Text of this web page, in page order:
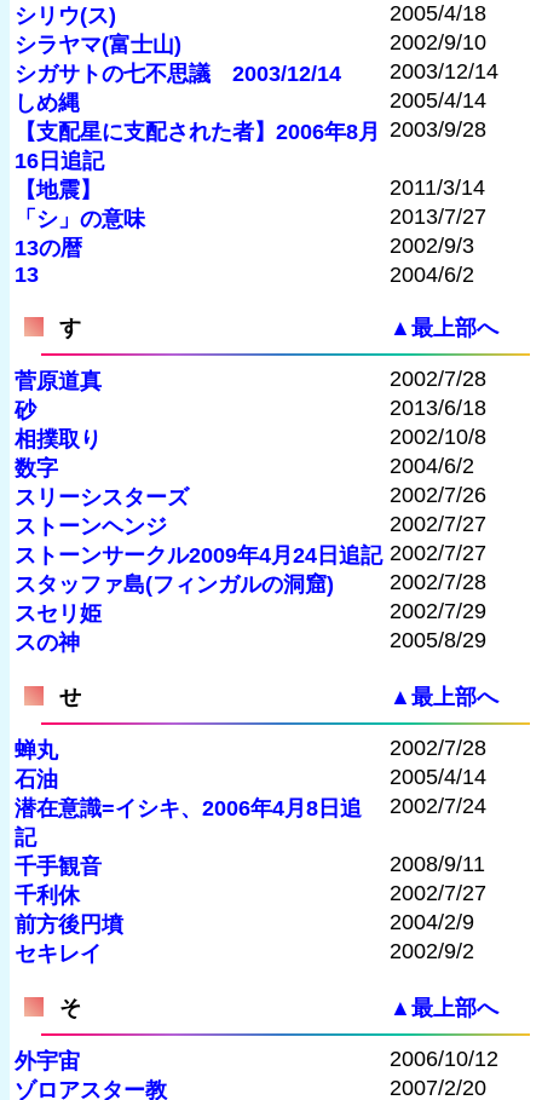
シリウ(ス)
2005/4/18
シラヤマ(富士山)
2002/9/10
シガサトの七不思議 2003/12/14
2003/12/14
しめ縄
2005/4/14
【支配星に支配された者】2006年8月
16日追記
2003/9/28
【地震】
2011/3/14
「シ」の意味
2013/7/27
13の暦
2002/9/3
13
2004/6/2
す ▲最上部へ
菅原道真
2002/7/28
砂
2013/6/18
相撲取り
2002/10/8
数字
2004/6/2
スリーシスターズ
2002/7/26
ストーンヘンジ
2002/7/27
ストーンサークル2009年4月24日追記 2002/7/27
スタッファ島(フィンガルの洞窟)
2002/7/28
スセリ姫
2002/7/29
スの神
2005/8/29
せ ▲最上部へ
蝉丸
2002/7/28
石油
2005/4/14
潜在意識=イシキ、2006年4月8日追
記
2002/7/24
千手観音
2008/9/11
千利休
2002/7/27
前方後円墳
2004/2/9
セキレイ
2002/9/2
そ ▲最上部へ
外宇宙
2006/10/12
ゾロアスター教
2007/2/20